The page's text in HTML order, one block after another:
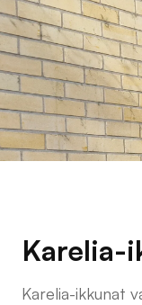
Karelia-
Karelia-ikkunat